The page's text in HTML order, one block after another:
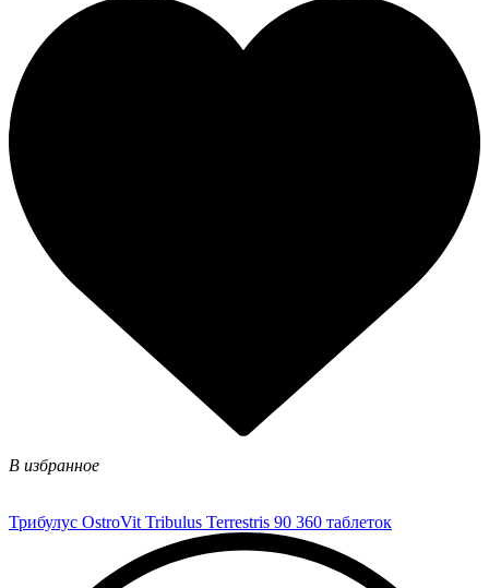
В избранное
Трибулус OstroVit Tribulus Terrestris 90 360 таблеток